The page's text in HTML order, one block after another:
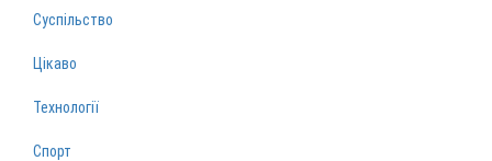
Суспільство
Цікаво
Технології
Спорт